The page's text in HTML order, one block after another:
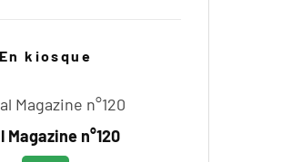
En kiosque
Magazine n°120